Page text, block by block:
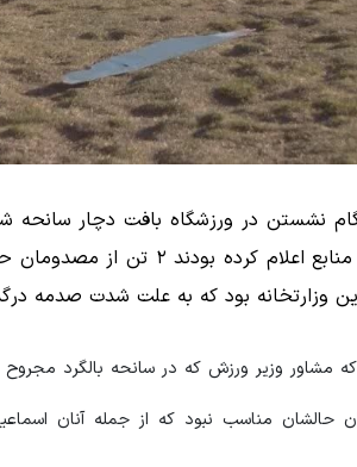
بیشتر آنان مساعد گزارش شده
وزارتخانه بود که به علت شدت صدمه
که مشاور وزیر ورزش که در سانحه بالگرد
بودند ۲ تن از مصدومان حالشان مناسب نبود که از